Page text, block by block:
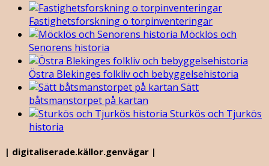
Fastighetsforskning o torpinventeringar
Möcklös och
Senorens historia
Östra Blekinges folkliv och bebyggelsehistoria
Sätt
båtsmanstorpet på kartan
Sturkös och Tjurkös
historia
| digitaliserade.källor.genvägar |